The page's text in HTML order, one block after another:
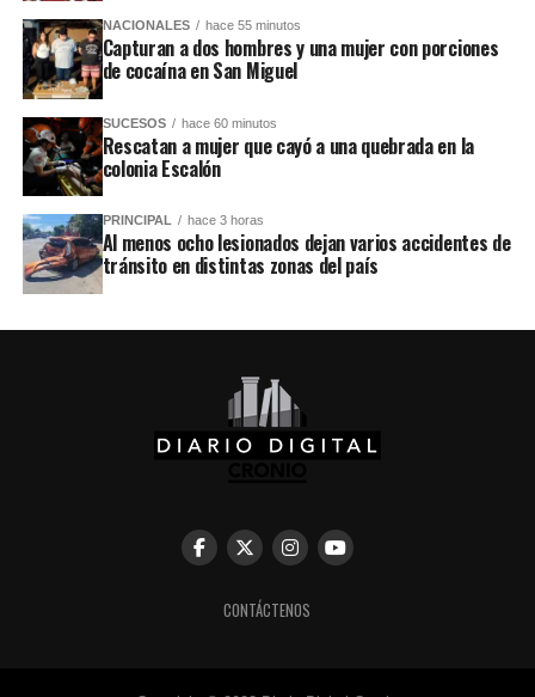
NACIONALES hace 55 minutos
Capturan a dos hombres y una mujer con porciones
de cocaína en San Miguel
SUCESOS hace 60 minutos
Rescatan a mujer que cayó a una quebrada en la
colonia Escalón
PRINCIPAL hace 3 horas
Al menos ocho lesionados dejan varios accidentes de
tránsito en distintas zonas del país
CONTÁCTENOS